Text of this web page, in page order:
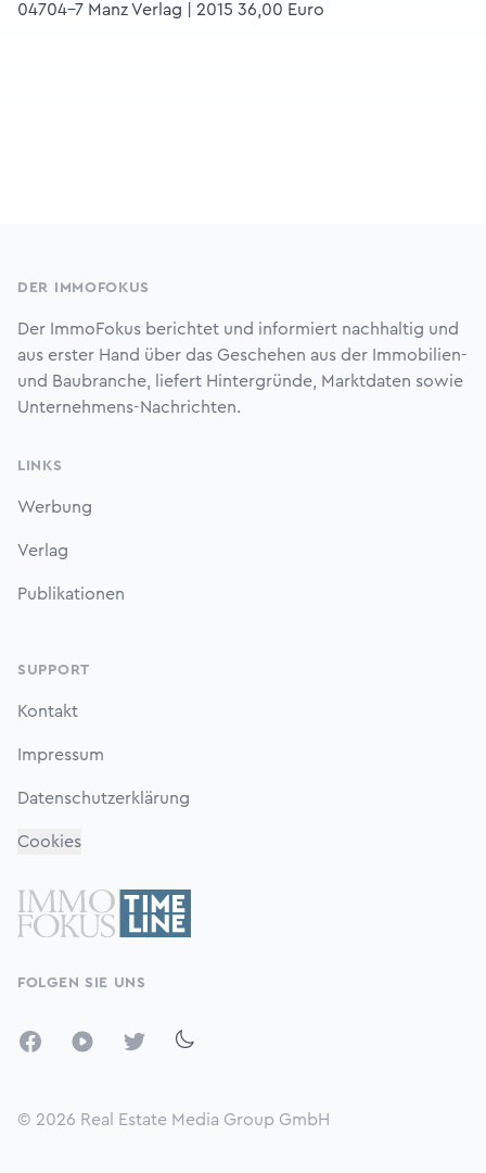
04704-7 Manz Verlag | 2015 36,00 Euro
DER IMMOFOKUS
Der ImmoFokus berichtet und informiert nachhaltig und
aus erster Hand über das Geschehen aus der Immobilien-
und Baubranche, liefert Hintergründe, Marktdaten sowie
Unternehmens-Nachrichten.
LINKS
Werbung
Verlag
Publikationen
SUPPORT
Kontakt
Impressum
Datenschutzerklärung
Cookies
FOLGEN SIE UNS
FacebookYouTubeTwitter
© 2026 Real Estate Media Group GmbH